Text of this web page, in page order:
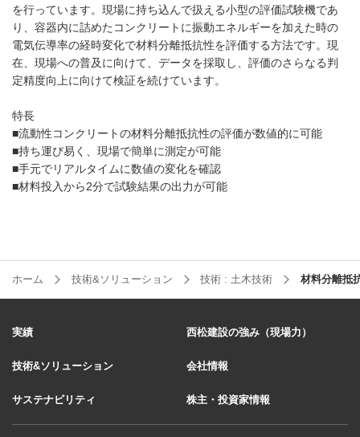
を⾏っています。現場に持ち込んで扱える⼩型の評価試験機であ
り、容器内に詰めたコンクリートに振動エネルギーを加えた時の
電気伝導率の経時変化で材料分離抵抗性を評価する⽅法です。現
在、現場への普及に向けて、データを採取し、評価のさらなる判
定精度向上に向けて検証を続けています。
特長
■流動性コンクリートの材料分離抵抗性の評価が数値的に可能
■持ち運び易く、現場で簡単に測定が可能
■⼿元でリアルタイムに数値の変化を確認
■材料投⼊から2分で試験結果の出⼒が可能
ホーム 技術&ソリューション 技術 : 土木技術 材料分離抵
実績 西松建設の強み（現場力）
技術&ソリューション 会社情報
サステナビリティ 株主・投資家情報